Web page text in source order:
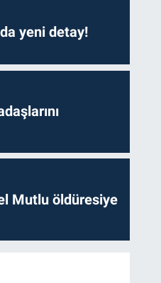
yeni detay!
Mutlu öldüresiye